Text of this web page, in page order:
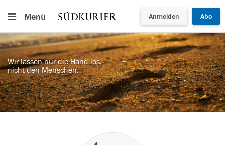
Menü Anmelden Abo
Wir lassen nur die Hand los,
nicht den Menschen.